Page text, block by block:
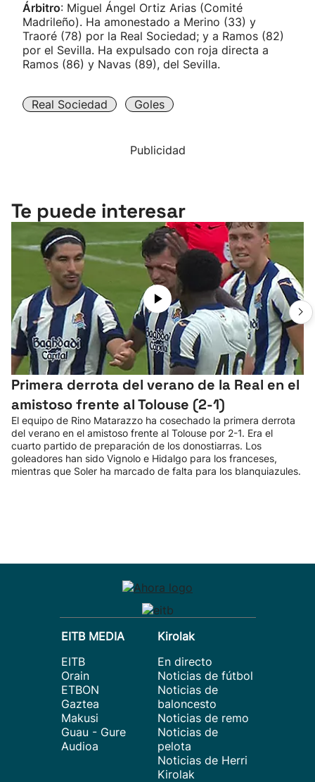
Árbitro: Miguel Ángel Ortiz Arias (Comité
Madrileño). Ha amonestado a Merino (33) y
Traoré (78) por la Real Sociedad; y a Ramos (82)
por el Sevilla. Ha expulsado con roja directa a
Ramos (86) y Navas (89), del Sevilla.
Real Sociedad Goles
Publicidad
Te puede interesar
Primera derrota del verano de la Real en el
amistoso frente al Tolouse (2-1)
El equipo de Rino Matarazzo ha cosechado la primera derrota
del verano en el amistoso frente al Tolouse por 2-1. Era el
cuarto partido de preparación de los donostiarras. Los
goleadores han sido Vignolo e Hidalgo para los franceses,
mientras que Soler ha marcado de falta para los blanquiazules.
EITB MEDIA
EITB
Orain
ETBON
Gaztea
Makusi
Guau - Gure
Audioa
Kirolak
En directo
Noticias de fútbol
Noticias de
baloncesto
Noticias de remo
Noticias de
pelota
Noticias de Herri
Kirolak